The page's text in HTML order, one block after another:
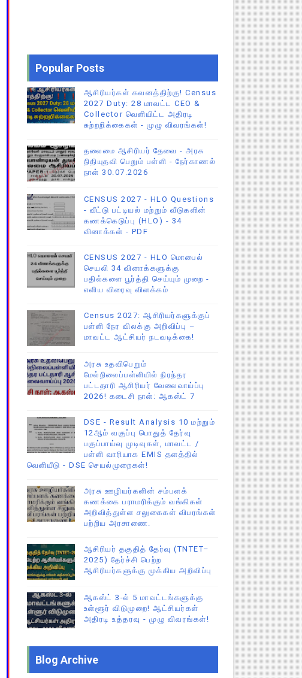
Popular Posts
ஆசிரியர்கள் கவனத்திற்கு! Census
2027 Duty: 28 மாவட்ட CEO &
Collector வெளியிட்ட அதிரடி
சுற்றறிக்கைகள் - முழு விவரங்கள்!
தலைமை ஆசிரியர் தேவை - அரசு
நிதியுதவி பெறும் பள்ளி - நேர்காணல்
நாள் 30.07.2026
CENSUS 2027 - HLO Questions
- வீட்டு பட்டியல் மற்றும் வீடுகளின்
கணக்கெடுப்பு (HLO) - 34
வினாக்கள் - PDF
CENSUS 2027 - HLO மொபைல்
செயலி 34 வினாக்களுக்கு
பதில்களை பூர்த்தி செய்யும் முறை -
எளிய விரைவு விளக்கம்
Census 2027: ஆசிரியர்களுக்குப்
பள்ளி நேர விலக்கு அறிவிப்பு –
மாவட்ட ஆட்சியர் நடவடிக்கை!
அரசு உதவிபெறும்
மேல்நிலைப்பள்ளியில் நிரந்தர
பட்டதாரி ஆசிரியர் வேலைவாய்ப்பு
2026! கடைசி நாள்: ஆகஸ்ட் 7
DSE - Result Analysis 10 மற்றும்
12ஆம் வகுப்பு பொதுத் தேர்வு
பகுப்பாய்வு முடிவுகள், மாவட்ட /
பள்ளி வாரியாக EMIS தளத்தில்
வெளியீடு - DSE செயல்முறைகள்!
அரசு ஊழியர்களின் சம்பளக்
கணக்கை பராமரிக்கும் வங்கிகள்
அறிவித்துள்ள சலுகைகள் விபரங்கள்
பற்றிய அரசாணை.
ஆசிரியர் தகுதித் தேர்வு (TNTET–
2025) தேர்ச்சி பெற்ற
ஆசிரியர்களுக்கு முக்கிய அறிவிப்பு
ஆகஸ்ட் 3-ல் 5 மாவட்டங்களுக்கு
உள்ளூர் விடுமுறை! ஆட்சியர்கள்
அதிரடி உத்தரவு - முழு விவரங்கள்!
Blog Archive